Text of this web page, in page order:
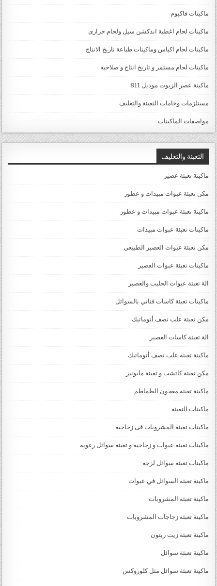
ماكينات فاكيوم
ماكينات لحام اغطية اندكشن سيل ولحام حرارى
ماكينات لحام اكياس وماكينات طباعة تاريخ الانتاج
ماكينات لحام مستمر و تاريخ انتاج و صلاحيه
ماكينة عصر الزيوت موديل 811
مستلزمات وخامات التعبئة والتغليف
مواصفات الماكينات
التعبئة والتغليف
ماكينة تعبئة عصير
مكن تعبئة عبوات مبيدات و عطور
ماكينة تعبئة عبوات مبيدات و عطور
ماكينات تعبئة عبوات مبيدات
مكن تعبئة عبوات العصير الطبيعي
ماكينات تعبئة عبوات العصير
الة تعبئة عبوات الحليب والعصير
ماكينات تعبئة كاسات قناني بالسوائل
مكن تعبئة علب نصف أتوماتيك
الة تعبئة كاسات العصير
ماكينة تعبئة علب نصف أتوماتيك
مكن تعبئة كاتشب و تعبئة مايونيز
ماكينة تعبئة معجون الطماطم
ماكينات التعبئة
ماكينات تعبئة المشروبات فى زجاجية
ماكينات تعبئة عبوات و زجاجية و تعبئة سوائل رغوية
ماكينات تعبئة سوائل لزجة
‏‏‏ماكينة تعبئة السوائل في عبوات
ماكينة تعبئة المشروبات
ماكينة تعبئة زجاجات المشروبات
ماكينة تعبئة زيت زيتون
ماكينة تعبئة سوائل
ماكينة تعبئة سوائل مثل كلوروكس